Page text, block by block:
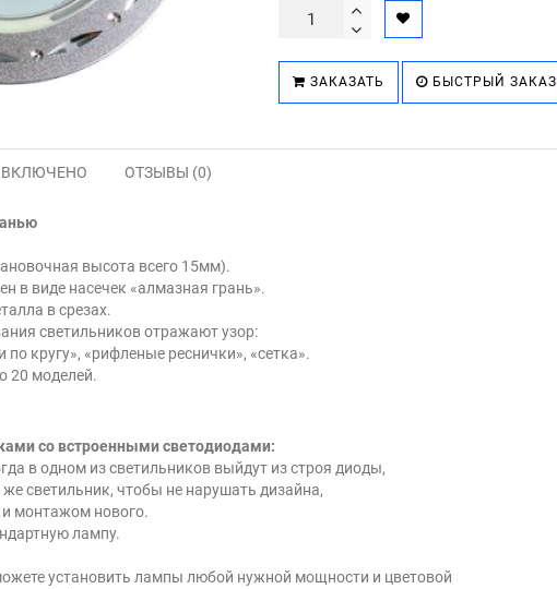
ЗАКАЗАТЬ БЫСТРЫЙ ЗАКАЗ
ВКЛЮЧЕНО ОТЗЫВЫ (0)
высота всего 15мм).
в виде насечек «алмазная грань».
в срезах.
светильников отражают узор:
по кругу», «рифленые реснички», «сетка».
20 моделей.
со встроенными светодиодами:
в одном из светильников выйдут из строя диоды,
светильник, чтобы не нарушать дизайна,
монтажом нового.
лампу.
установить лампы любой нужной мощности и цветовой